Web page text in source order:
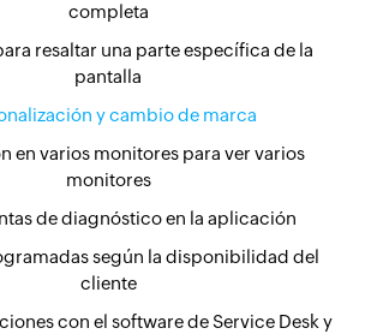
completa
resaltar una parte específica de la
pantalla
y cambio de marca
en varios monitores para ver varios
monitores
de diagnóstico en la aplicación
según la disponibilidad del
cliente
con el software de Service Desk y